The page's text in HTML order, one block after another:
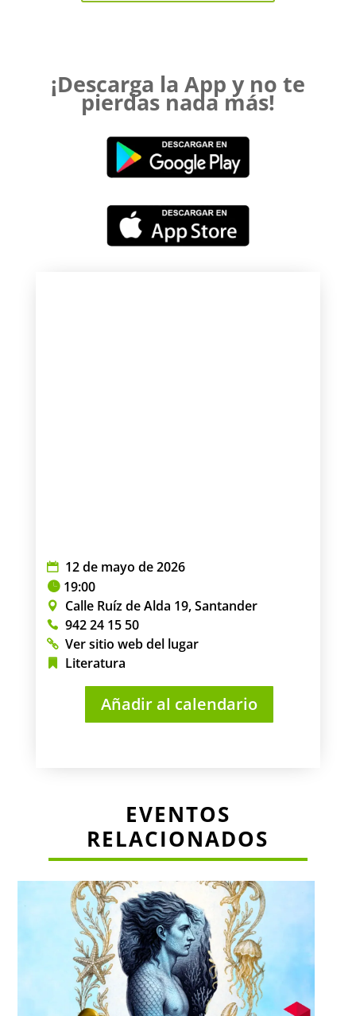
¡Descarga la App y no te
pierdas nada más!
12 de mayo de 2026
19:00
Calle Ruíz de Alda 19, Santander
942 24 15 50
Ver sitio web del lugar
Literatura
Añadir al calendario
EVENTOS
RELACIONADOS